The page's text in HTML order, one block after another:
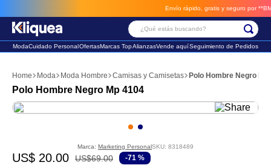
Envío rápido, gratis y seguro por **BM-
¿Qué estás buscando?
ModaCuidado PersonalOfertasMarcas TopAlianzasVende aquíSeguimiento de Pedidos
Moda Moda Hombre Camisas y Camisetas Polo Hombre Negro Mp
Polo Hombre Negro Mp 4104
Marca: Marketing PersonalSKU: 8318489
US$ 20.00 US$69.00 -71 %
2. sandalia